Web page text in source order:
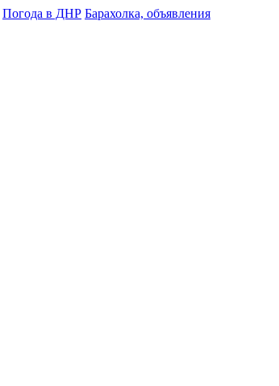
Погода в ДНР Барахолка, объявления